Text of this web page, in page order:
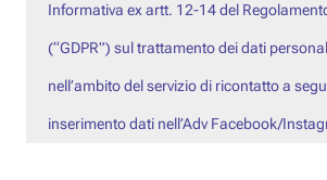
Informativa ex artt. 12-14 del
(“GDPR”) sul trattamento dei dati
nell’ambito del servizio di ricontatto a
inserimento dati nell’Adv Facebook/